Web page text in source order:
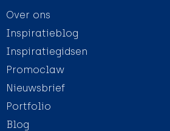
Over ons
Inspiratieblog
Inspiratiegidsen
Promoclaw
Nieuwsbrief
Portfolio
Blog